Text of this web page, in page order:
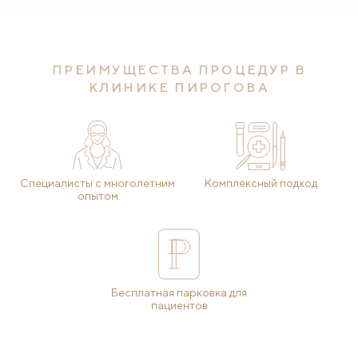
ПРЕИМУЩЕСТВА ПРОЦЕДУР В
КЛИНИКЕ ПИРОГОВА
Специалисты с многолетним
опытом
Комплексный подход
Бесплатная парковка для
пациентов